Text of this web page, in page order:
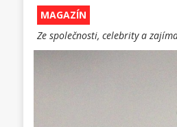
MAGAZÍN
Ze společnosti, celebrity a